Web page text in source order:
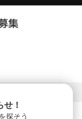
！
探そう